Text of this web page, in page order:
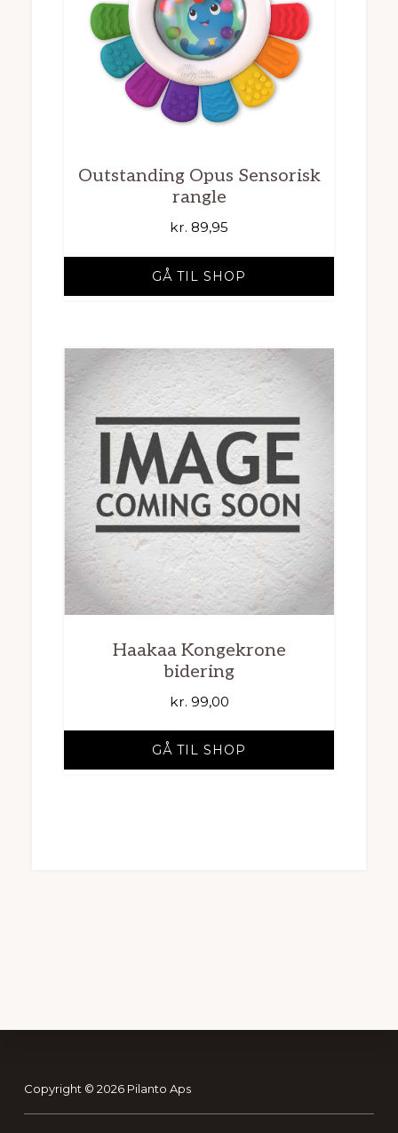
Outstanding Opus Sensorisk
rangle
kr. 89,95
GÅ TIL SHOP
Haakaa Kongekrone
bidering
kr. 99,00
GÅ TIL SHOP
Footer
Copyright © 2026 Pilanto Aps